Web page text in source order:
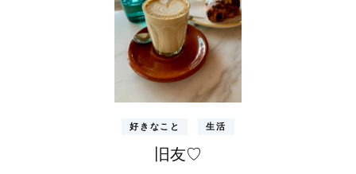
好きなこと 生活
旧友♡